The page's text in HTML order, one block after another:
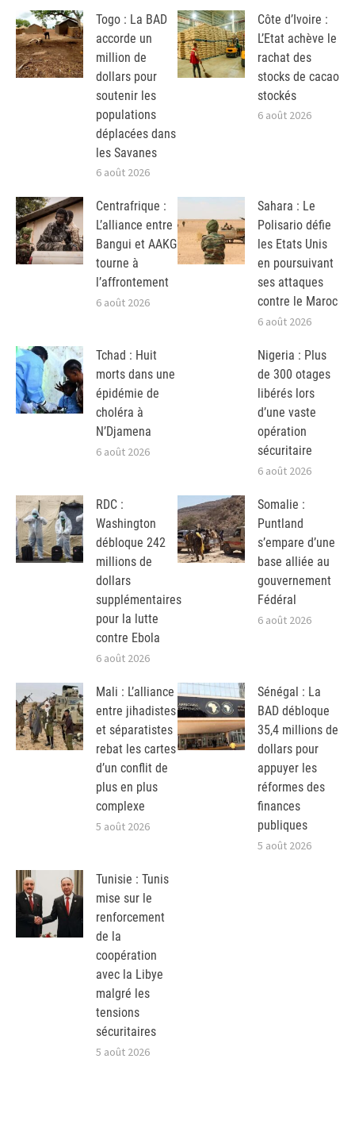
Togo : La BAD
accorde un
million de
dollars pour
soutenir les
populations
déplacées dans
les Savanes
6 août 2026
Côte d’Ivoire :
L’Etat achève le
rachat des
stocks de cacao
stockés
6 août 2026
Centrafrique :
L’alliance entre
Bangui et AAKG
tourne à
l’affrontement
6 août 2026
Sahara : Le
Polisario défie
les Etats Unis
en poursuivant
ses attaques
contre le Maroc
6 août 2026
Tchad : Huit
morts dans une
épidémie de
choléra à
N’Djamena
6 août 2026
Nigeria : Plus
de 300 otages
libérés lors
d’une vaste
opération
sécuritaire
6 août 2026
RDC :
Washington
débloque 242
millions de
dollars
supplémentaires
pour la lutte
contre Ebola
6 août 2026
Somalie :
Puntland
s’empare d’une
base alliée au
gouvernement
Fédéral
6 août 2026
Mali : L’alliance
entre jihadistes
et séparatistes
rebat les cartes
d’un conflit de
plus en plus
complexe
5 août 2026
Sénégal : La
BAD débloque
35,4 millions de
dollars pour
appuyer les
réformes des
finances
publiques
5 août 2026
Tunisie : Tunis
mise sur le
renforcement
de la
coopération
avec la Libye
malgré les
tensions
sécuritaires
5 août 2026